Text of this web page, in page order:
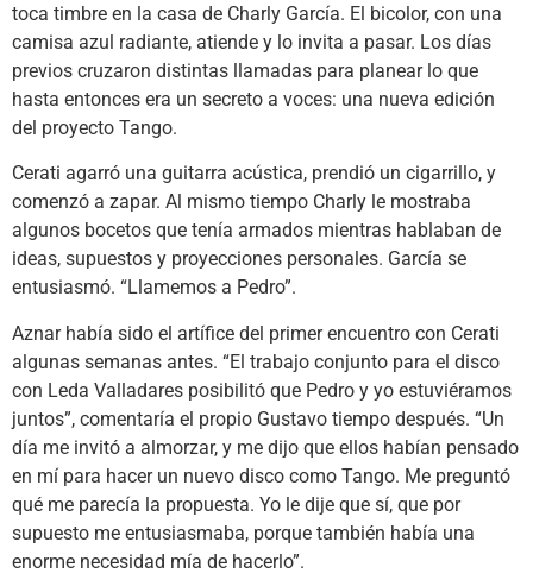
toca timbre en la casa de Charly García. El bicolor, con una
camisa azul radiante, atiende y lo invita a pasar. Los días
previos cruzaron distintas llamadas para planear lo que
hasta entonces era un secreto a voces: una nueva edición
del proyecto Tango.
Cerati agarró una guitarra acústica, prendió un cigarrillo, y
comenzó a zapar. Al mismo tiempo Charly le mostraba
algunos bocetos que tenía armados mientras hablaban de
ideas, supuestos y proyecciones personales. García se
entusiasmó. “Llamemos a Pedro”.
Aznar había sido el artífice del primer encuentro con Cerati
algunas semanas antes. “El trabajo conjunto para el disco
con Leda Valladares posibilitó que Pedro y yo estuviéramos
juntos”, comentaría el propio Gustavo tiempo después. “Un
día me invitó a almorzar, y me dijo que ellos habían pensado
en mí para hacer un nuevo disco como Tango. Me preguntó
qué me parecía la propuesta. Yo le dije que sí, que por
supuesto me entusiasmaba, porque también había una
enorme necesidad mía de hacerlo”.